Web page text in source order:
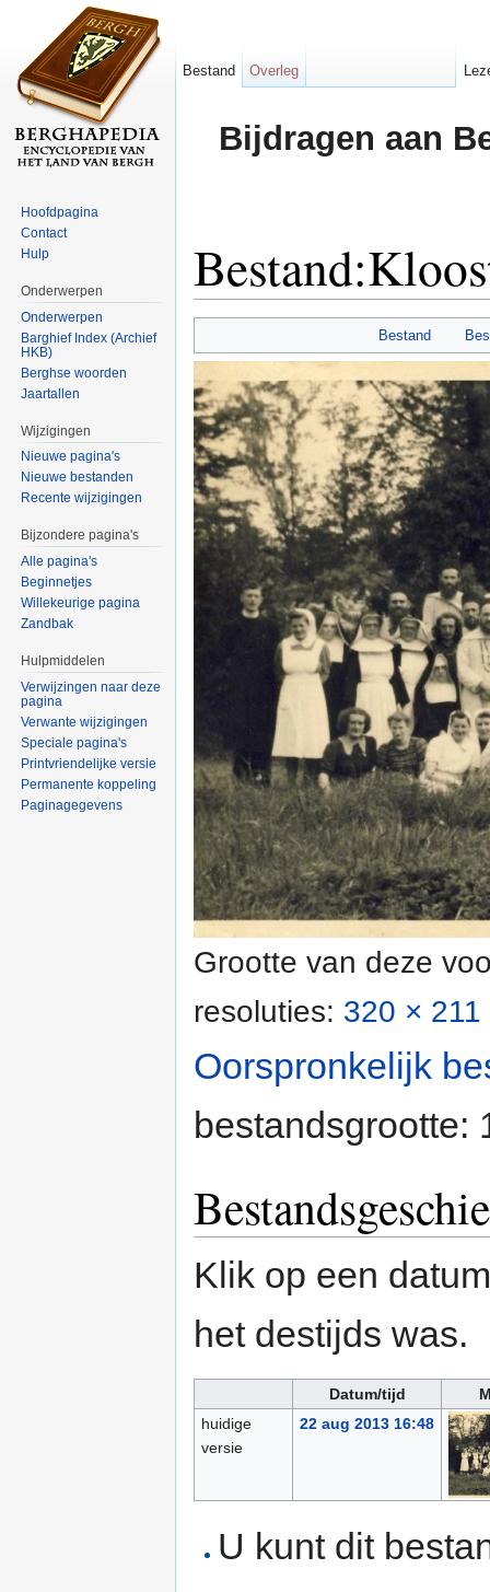
Bijdragen aan
Bestand
Grootte van deze
resoluties: 320 × 211
Oorspronkelijk
bestandsgrootte:
Klik op een
het destijds was.
Datum/tijd
huidige
versie
22 aug 2013 16:48
U kunt dit
Bestand Overleg
Hoofdpagina
Contact
Hulp
Onderwerpen
Onderwerpen
Barghief Index (Archief
HKB)
Berghse woorden
Jaartallen
Wijzigingen
Nieuwe pagina's
Nieuwe bestanden
Recente wijzigingen
Bijzondere pagina's
Alle pagina's
Beginnetjes
Willekeurige pagina
Zandbak
Hulpmiddelen
Verwijzingen naar deze
pagina
Verwante wijzigingen
Speciale pagina's
Printvriendelijke versie
Permanente koppeling
Paginagegevens